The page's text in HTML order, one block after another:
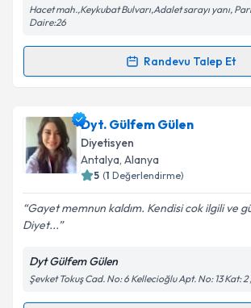
Hacet mah.,Keykubat Bulvarı,Adalet sarayı yanı,
Daire:26
Randevu Talep Et
Randevu Takvimi Talebi
Dyt. Tuğba Yükseliçin randevu
oluşturun. Size bu uzmandan randevu
takvim hazırlandığında e-posta ile
Kişisel verilerimin işlenmesine ilişkin
Metni'ni okudum ve kişisel
kapsamda işlenmesini kabul
Dyt. Gülfem Gülen
Diyetisyen
Antalya, Alanya
5 (1 Değerlendirme)
Gayet memnun kaldım. Kendisi cok ilgili ve
Diyet...
Dyt Gülfem Gülen
Şevket Tokuş Cad. No: 6 Kellecioğlu Apt. No: 13 Kat: 2 ,